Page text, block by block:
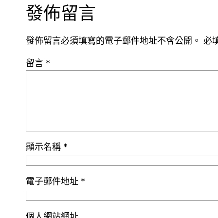
發佈留言
發佈留言必須填寫的電子郵件地址不會公開。 必
留言 *
顯示名稱 *
電子郵件地址 *